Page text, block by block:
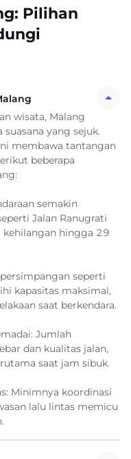
Pilihan
wisata, Malang
yang sejuk.
membawa tantangan
beberapa
semakin
Jalan Ranugrati
kehilangan hingga 29
seperti
kapasitas maksimal,
saat berkendara.
Jumlah
dan kualitas jalan,
saat jam sibuk.
Minimnya koordinasi
lalu lintas memicu